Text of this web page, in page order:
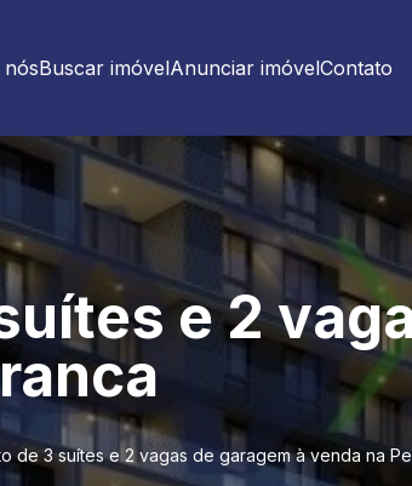
Buscar imóvelAnunciar imóvelContato
e 2
de 3 suítes e 2 vagas de garagem à venda na